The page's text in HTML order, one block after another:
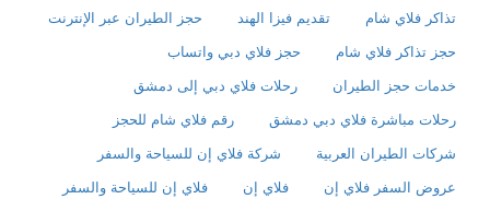
تذاكر فلاي شام
تقديم فيزا الهند
حجز الطيران عبر الإنترنت
حجز تذاكر فلاي شام
حجز فلاي دبي واتساب
خدمات حجز الطيران
رحلات فلاي دبي إلى دمشق
رحلات مباشرة فلاي دبي دمشق
رقم فلاي شام للحجز
شركات الطيران العربية
شركة فلاي إن للسياحة والسفر
عروض السفر فلاي إن
فلاي إن
فلاي إن للسياحة والسفر